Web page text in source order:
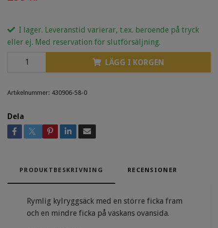
I lager. Leveranstid varierar, t.ex. beroende på tryck
eller ej. Med reservation för slutförsäljning.
LÄGG I KORGEN
Artikelnummer: 430906-58-0
Dela
PRODUKTBESKRIVNING RECENSIONER
Rymlig kylryggsäck med en större ficka fram
och en mindre ficka på väskans ovansida.